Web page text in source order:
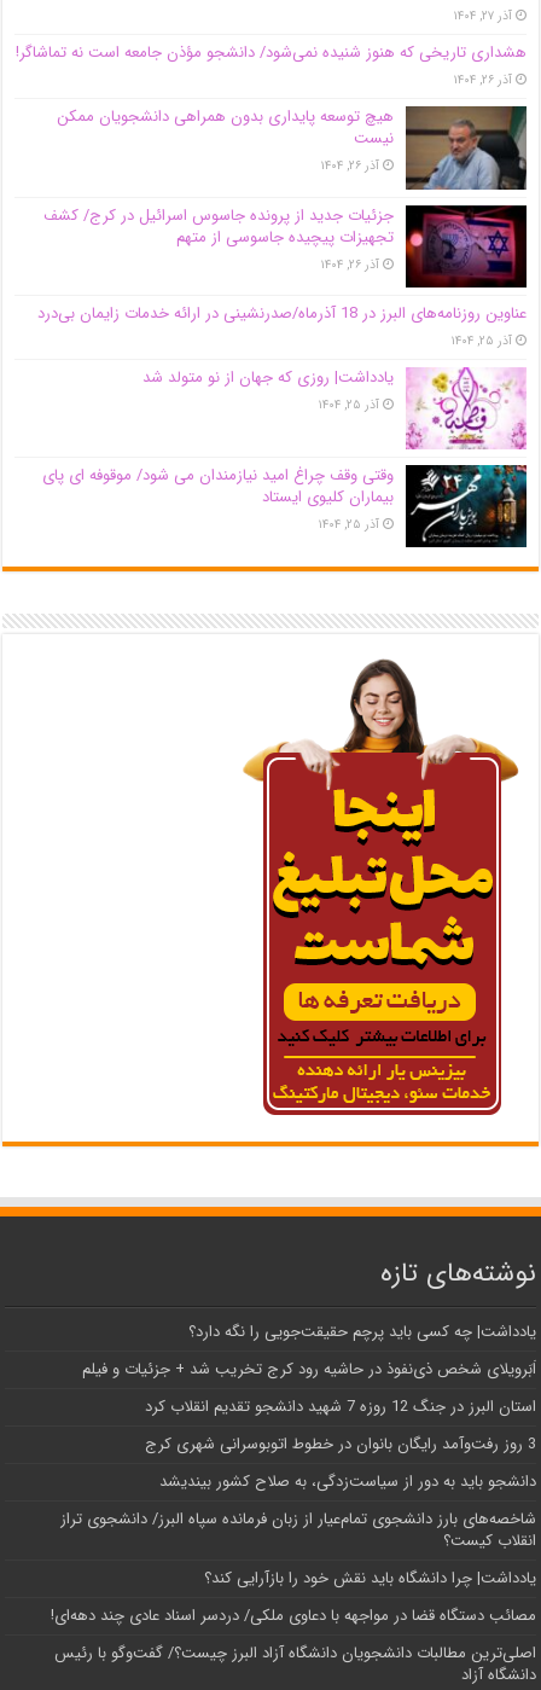
آذر ۲۷, ۱۴۰۴
هشداری تاریخی که هنوز شنیده نمی‌شود/ دانشجو مؤذن جامعه است نه تماشاگر!
آذر ۲۶, ۱۴۰۴
هیچ توسعه پایداری بدون همراهی دانشجویان ممکن
نیست
آذر ۲۶, ۱۴۰۴
جزئیات جدید از پرونده جاسوس اسرائیل در کرج/‌ کشف
تجهیزات پیچیده جاسوسی از متهم
آذر ۲۶, ۱۴۰۴
عناوین روزنامه‌های البرز در ‌18 آذرماه/صدرنشینی در ارائه خدمات زایمان بی‌درد
آذر ۲۵, ۱۴۰۴
یادداشت| روزی که جهان از نو متولد شد
آذر ۲۵, ۱۴۰۴
وقتی وقف چراغ امید نیازمندان می شود/ موقوفه ای پای
بیماران کلیوی ایستاد
آذر ۲۵, ۱۴۰۴
نوشته‌های تازه
یادداشت| ‌چه کسی باید پرچم حقیقت‌جویی را نگه دارد؟
اَبَر‌ویلای شخص ذی‌نفوذ در حاشیه‌ رود کرج تخریب شد + جزئیات و فیلم
استان البرز در جنگ 12 روزه 7 شهید دانشجو تقدیم انقلاب کرد
3 روز رفت‌وآمد رایگان بانوان در خطوط اتوبوسرانی شهری کرج
دانشجو باید به دور از سیاست‌زدگی، به صلاح کشور بیندیشد
شاخصه‌های بارز دانشجوی تمام‌عیار از زبان فرمانده سپاه البرز/ دانشجوی تراز
انقلاب کیست؟
یادداشت| چرا دانشگاه باید نقش خود را بازآرایی کند؟
مصائب دستگاه قضا در مواجهه با دعاوی ملکی/ دردسر اسناد عادی چند‌ دهه‌ای!
اصلی‌ترین مطالبات دانشجویان دانشگاه آزاد البرز چیست؟/ گفت‌وگو با رئیس
دانشگاه آز‌اد